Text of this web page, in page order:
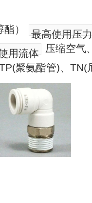
） 最高使用压
用流体 压缩空气
聚氨酯管)、TN(